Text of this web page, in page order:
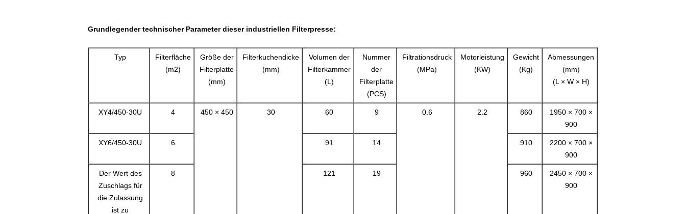
Grundlegender technischer Parameter dieser industriellen Filterpresse:
Typ
Filterfläche
(m2)
Größe der
Filterplatte
(mm)
Filterkuchendicke
(mm)
Volumen der
Filterkammer
(L)
Nummer
der
Filterplatte
(PCS)
Filtrationsdruck
(MPa)
Motorleistung
(KW)
Gewicht
(Kg)
Abmessungen
(mm)
(L × W × H)
XY4/450-30U 4 450 × 450 30 60 9 0.6 2.2 860
1950 × 700 ×
900
XY6/450-30U 6 91 14 910
2200 × 700 ×
900
Der Wert des
Zuschlags für
die Zulassung
ist zu
8 121 19 960
2450 × 700 ×
900